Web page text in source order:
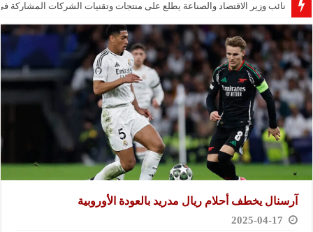
نائب وزير الاقتصاد والصناعة يطلع على منتجات وتقنيات الشركات المشاركة في
آرسنال يخطف أحلام ريال مدريد بالعودة الأوروبية
2025-04-17